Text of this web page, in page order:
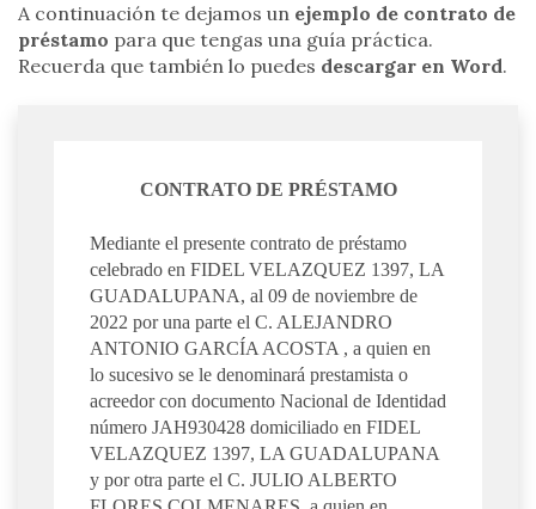
A continuación te dejamos un ejemplo de contrato de
préstamo para que tengas una guía práctica.
Recuerda que también lo puedes descargar en Word.
CONTRATO DE PRÉSTAMO
Mediante el presente contrato de préstamo
celebrado en FIDEL VELAZQUEZ 1397, LA
GUADALUPANA, al 09 de noviembre de
2022 por una parte el C. ALEJANDRO
ANTONIO GARCÍA ACOSTA , a quien en
lo sucesivo se le denominará prestamista o
acreedor con documento Nacional de Identidad
número JAH930428 domiciliado en FIDEL
VELAZQUEZ 1397, LA GUADALUPANA
y por otra parte el C. JULIO ALBERTO